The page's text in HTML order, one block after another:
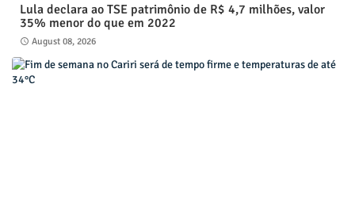
Lula declara ao TSE patrimônio de R$ 4,7 milhões, valor
35% menor do que em 2022
August 08, 2026